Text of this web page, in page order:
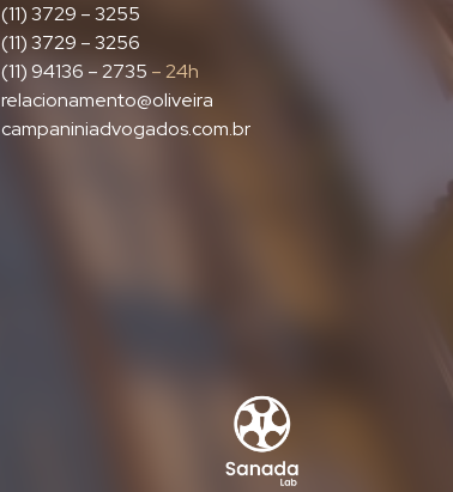
(11) 3729 – 3255
(11) 3729 – 3256
(11) 94136 – 2735 – 24h
relacionamento@oliveira
campaniniadvogados.com.br